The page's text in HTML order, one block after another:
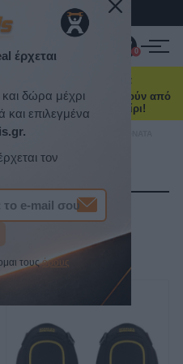
2103469100
0
Οι παραγγελίες που θα
Αυγούστου θα αποσταλούν από
άδειας. Καλό καλοκαίρι!
/ ΠΡΟΣΤΑΣΊΑ ΣΏΜΑΤΟΣ
ΑΝΆ ΣΕΛΊΔΑ
έρχεται
δώρα μέχρι
επιλεγμένα
έρχεται τον